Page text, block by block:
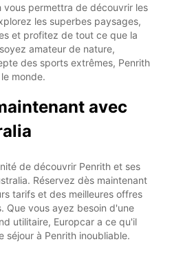
vous permettra de découvrir les
les superbes paysages,
et profitez de tout ce que la
amateur de nature,
des sports extrêmes, Penrith
monde.
avec
de découvrir Penrith et ses
Réservez dès maintenant
tarifs et des meilleures offres
Que vous ayez besoin d'une
utilitaire, Europcar a ce qu'il
à Penrith inoubliable.